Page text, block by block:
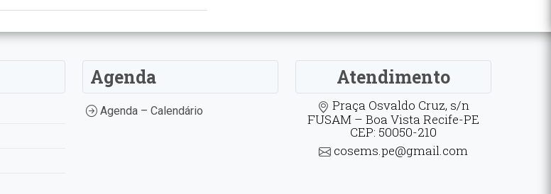
Agenda
Agenda – Calendário
Atendimento
Praça Osvaldo Cruz, s/n
FUSAM – Boa Vista Recife-PE
CEP: 50050-210
cosems.pe@gmail.com